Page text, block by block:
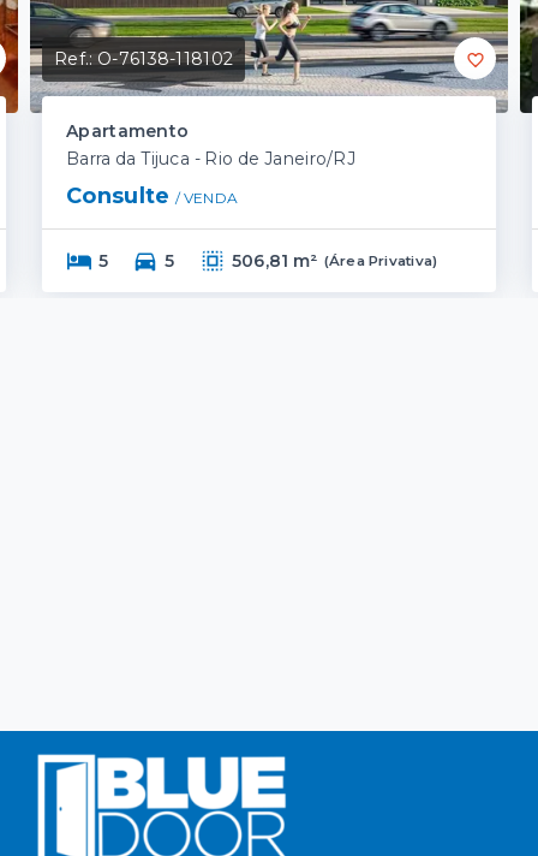
Ref.:O-76138-118102
Apartamento
Barra da Tijuca - Rio de Janeiro/RJ
Consulte / VENDA
5 5 506,81 m² (Área Privativa)